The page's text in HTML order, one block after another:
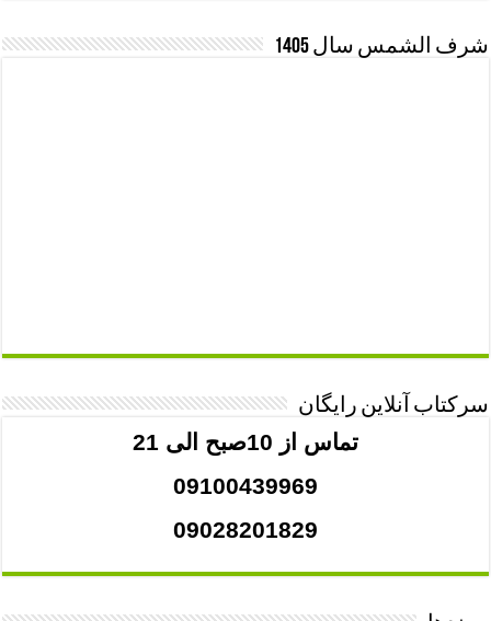
شرف الشمس سال 1405
سرکتاب آنلاین رایگان
تماس از 10صبح الی 21
09100439969
09028201829